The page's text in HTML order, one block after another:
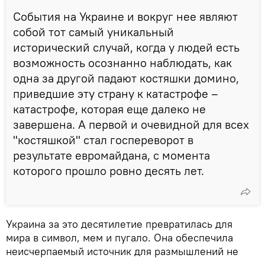
События на Украине и вокруг нее являют
собой тот самый уникальный
исторический случай, когда у людей есть
возможность осознанно наблюдать, как
одна за другой падают костяшки домино,
приведшие эту страну к катастрофе –
катастрофе, которая еще далеко не
завершена. А первой и очевидной для всех
"костяшкой" стал госпереворот в
результате евромайдана, с момента
которого прошло ровно десять лет.
Украина за это десятилетие превратилась для
мира в символ, мем и пугало. Она обеспечила
неисчерпаемый источник для размышлений не